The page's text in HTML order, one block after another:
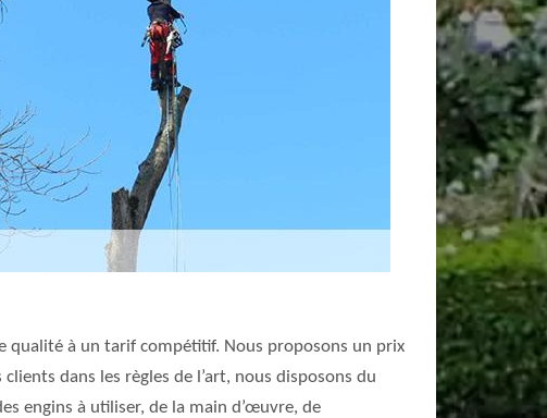
qualité à un tarif compétitif. Nous proposons un prix
dans les règles de l’art, nous disposons du
engins à utiliser, de la main d’œuvre, de